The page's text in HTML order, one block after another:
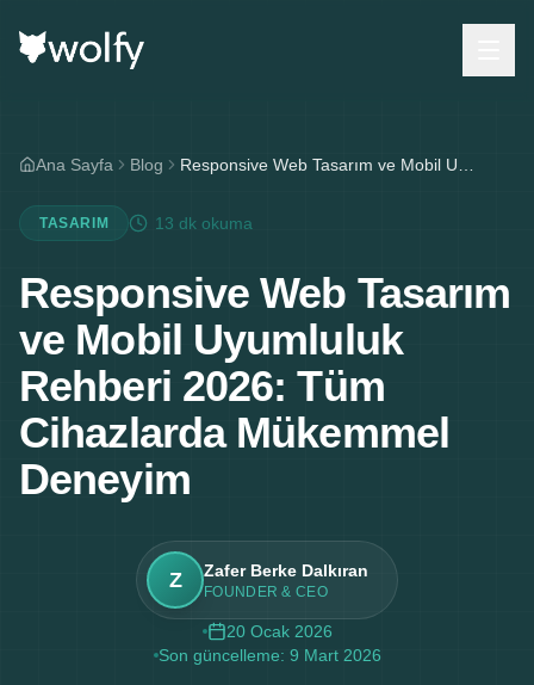
Ana Sayfa Blog
TASARIM 13 dk okuma
Responsive Web Tasarım
ve Mobil Uyumluluk
Rehberi 2026: Tüm
Cihazlarda Mükemmel
Deneyim
Z Zafer Berke Dalkıran
FOUNDER & CEO
20 Ocak 2026
Son güncelleme: 9 Mart 2026